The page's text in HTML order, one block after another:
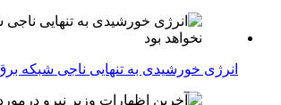
انرژی خورشیدی به تنهایی ناجی شبکه